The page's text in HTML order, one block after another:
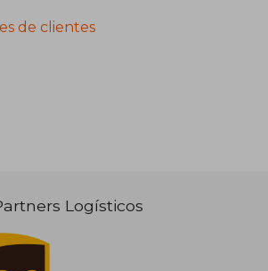
de clientes
Logísticos